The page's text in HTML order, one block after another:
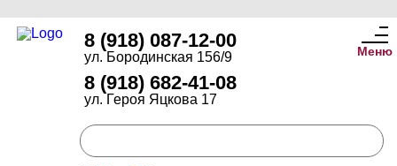
8 (918) 087-12-00
ул. Бородинская 156/9
8 (918) 682-41-08
ул. Героя Яцкова 17
Меню